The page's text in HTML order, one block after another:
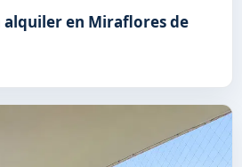
en Miraflores de